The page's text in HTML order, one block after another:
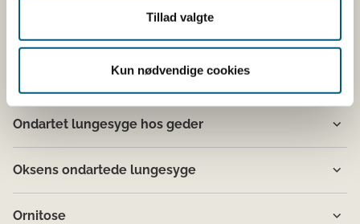
Tillad valgte
Kun nødvendige cookies
Newcastle disease
Ondartet lungesyge hos geder
Oksens ondartede lungesyge
Ornitose